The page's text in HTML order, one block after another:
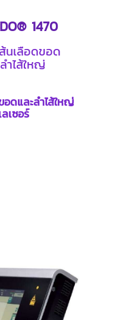
1470
นเลือดขอด
ำไส้ใหญ่
ดและลำไส้ใหญ่
เซอร์